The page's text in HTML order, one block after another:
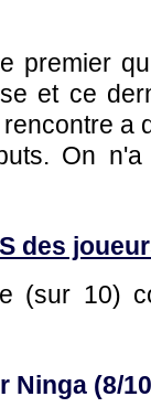
premier
et ce
a
On
des
(sur 10)
Ninga (8/